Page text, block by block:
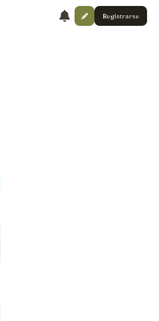
Registrarse